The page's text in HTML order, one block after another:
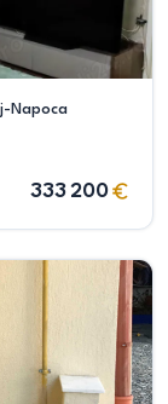
zona 0 Cluj-Napoca
333 200